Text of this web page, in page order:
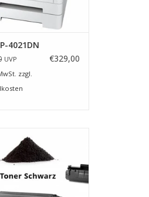
4021DN
UVP €329,00
zzgl.
P-5539iMFP.
HINZUFÜGEN